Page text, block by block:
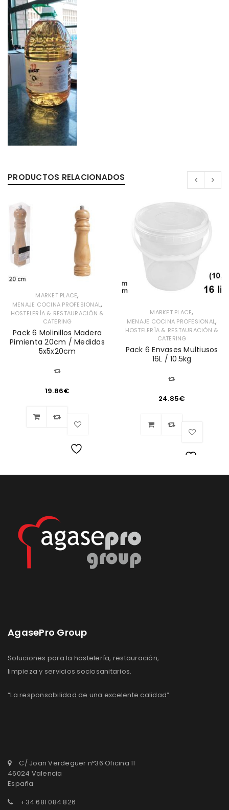
PRODUCTOS RELACIONADOS
MARKET PLACE,
MENAJE COCINA PROFESIONAL,
HOSTELERÍA & RESTAURACIÓN &
CATERING
Pack 6 Molinillos Madera
Pimienta 20cm / Medidas
5x5x20cm
19.86€
MARKET PLACE,
MENAJE COCINA PROFESIONAL,
HOSTELERÍA & RESTAURACIÓN &
CATERING
Pack 6 Envases Multiusos
16L / 10.5kg
24.85€
Lista
AgasePro Group
Soluciones para la hostelería, restauración,
limpieza y servicios sociosanitarios.
“La responsabilidad de una excelente calidad”.
C/ Joan Verdeguer nº36 Oficina 11
46024 Valencia
España
+34 681 084 826